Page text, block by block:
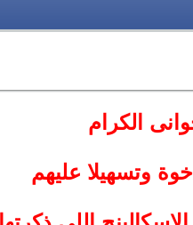
الكرام
وتسهيلا عليهم